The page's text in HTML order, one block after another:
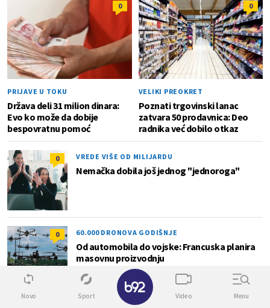
0
PRIJAVE U TOKU
Država deli 31 milion dinara:
Evo ko može da dobije
bespovratnu pomoć
0
VELIKI PREOKRET
Poznati trgovinski lanac
zatvara 50 prodavnica: Deo
radnika već dobilo otkaz
0 VREDE VIŠE OD MILIJARDU
Nemačka dobila još jednog "jednoroga"
0 60.000 DRONOVA GODIŠNJE
Od automobila do vojske: Francuska planira
masovnu proizvodnju
Novo Sport Video Menu
✕